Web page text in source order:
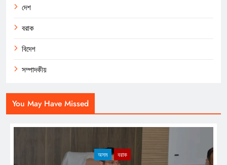
দেশ
বরাক
বিদেশ
সম্পাদকীয়
You May Have Missed
অসম বরাক